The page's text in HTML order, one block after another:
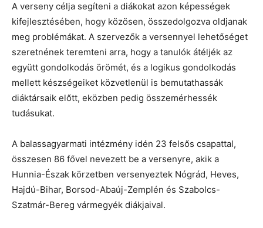
A verseny célja segíteni a diákokat azon képességek
kifejlesztésében, hogy közösen, összedolgozva oldjanak
meg problémákat. A szervezők a versennyel lehetőséget
szeretnének teremteni arra, hogy a tanulók átéljék az
együtt gondolkodás örömét, és a logikus gondolkodás
mellett készségeiket közvetlenül is bemutathassák
diáktársaik előtt, eközben pedig összemérhessék
tudásukat.
A balassagyarmati intézmény idén 23 felsős csapattal,
összesen 86 fővel nevezett be a versenyre, akik a
Hunnia-Észak körzetben versenyeztek Nógrád, Heves,
Hajdú-Bihar, Borsod-Abaúj-Zemplén és Szabolcs-
Szatmár-Bereg vármegyék diákjaival.